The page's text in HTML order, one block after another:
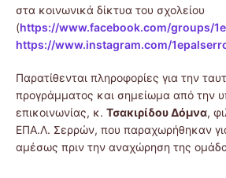
στα κοινωνικά δίκτυα του σχολείου
(https://www.facebook.com/groups/
https://www.instagram.com/
Παρατίθενται πληροφορίες για την
προγράμματος και σημείωμα από την
επικοινωνίας, κ. Τσακιρίδου Δόμνα,
ΕΠΑ.Λ. Σερρών, που παραχωρήθηκαν
αμέσως πριν την αναχώρηση της